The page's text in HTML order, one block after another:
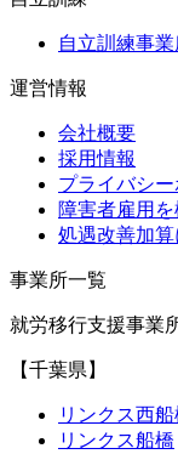
自立訓練事業
運営情報
会社概要
採用情報
プライバシ
障害者雇用
処遇改善加
事業所一覧
就労移行支援事業
【千葉県】
リンクス西船
リンクス船橋